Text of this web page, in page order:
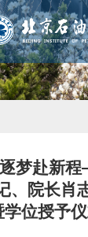
梦赴新
、院长肖
学位授予